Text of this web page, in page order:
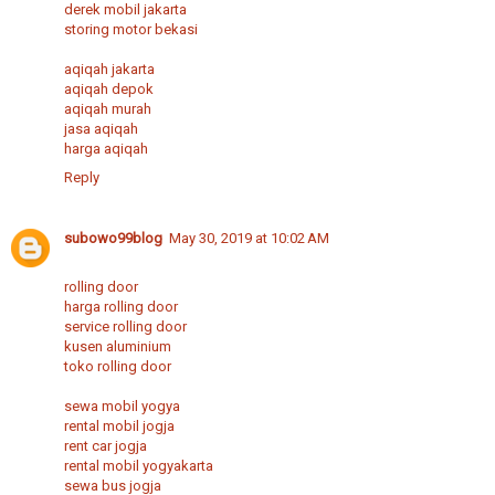
derek mobil jakarta
storing motor bekasi
aqiqah jakarta
aqiqah depok
aqiqah murah
jasa aqiqah
harga aqiqah
Reply
subowo99blog May 30, 2019 at 10:02 AM
rolling door
harga rolling door
service rolling door
kusen aluminium
toko rolling door
sewa mobil yogya
rental mobil jogja
rent car jogja
rental mobil yogyakarta
sewa bus jogja